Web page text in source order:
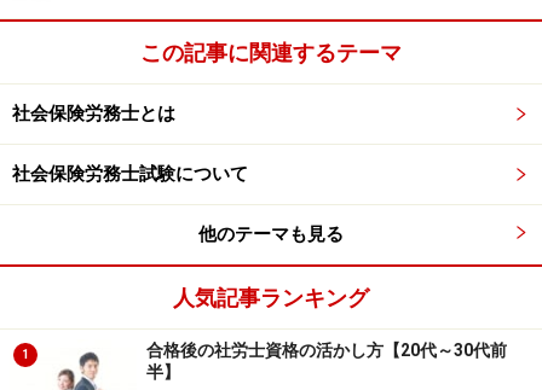
まずは社労士としての営業に専念
1つめは、士業全般に言えることですが、士業はあくま
お客が来るような仕事ではありません。
どの資格であっても食っていくには、営業力を磨くしか
ありません。ダブルライセンスを取るための勉強に割く
時間があれば、まずは社労士として成功するための営業
に時間をかけたいところです。
この記事に関連するテーマ
社会保険労務士とは
社会保険労務士試験について
他のテーマも見る
人気記事ランキング
1
合格後の社労士資格の活かし方【20代～30代前
半】